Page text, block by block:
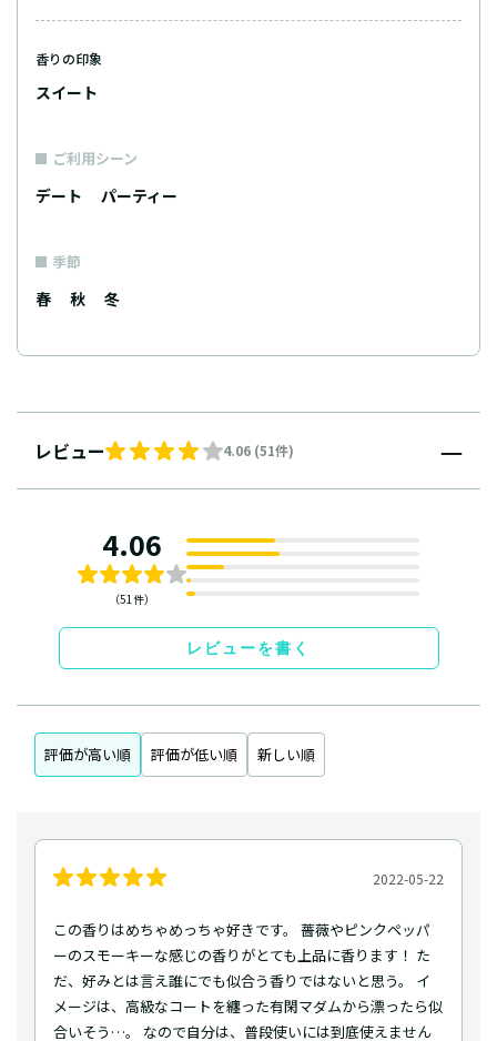
香りの印象
スイート
ご利用シーン
デート パーティー
季節
春 秋 冬
レビュー 4.06 (51件)
4.06
（51件）
レビューを書く
評価が高い順 評価が低い順 新しい順
2022-05-22
この香りはめちゃめっちゃ好きです。 薔薇やピンクペッパ
ーのスモーキーな感じの香りがとても上品に香ります！ た
だ、好みとは言え誰にでも似合う香りではないと思う。 イ
メージは、高級なコートを纏った有閑マダムから漂ったら似
合いそう…。 なので自分は、普段使いには到底使えません